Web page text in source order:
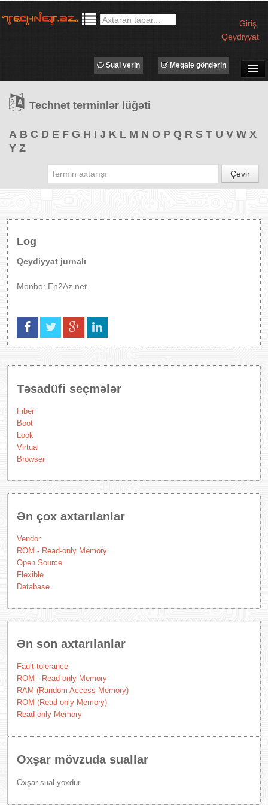
Giriş
Qeydiyyat
TƏDBİRLƏR
PROQRAMLAR
Məqalə göndərin
Sual verin
Technet terminlər lüğəti
A B C D E F G H I J K L M N O P Q R S T U V W X
Y Z
Çevir
Log
Qeydiyyat jurnalı
Mənbə: En2Az.net
Təsadüfi seçmələr
Fiber
Boot
Look
Virtual
Browser
Ən çox axtarılanlar
Vendor
ROM - Read-only Memory
Open Source
Flexible
Database
Ən son axtarılanlar
Fault tolerance
ROM - Read-only Memory
RAM (Random Access Memory)
ROM (Read-only Memory)
Read-only Memory
Oxşar mövzuda suallar
Oxşar sual yoxdur